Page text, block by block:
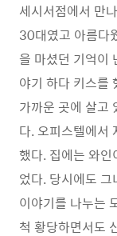
세시서점에서 만
30대였고 아름다
을 마셨던 기억이
야기 하다 키스를
가까운 곳에 살고
다. 오피스텔에서
했다. 집에는 와
었다. 당시에도
이야기를 나누는
척 황당하면서도